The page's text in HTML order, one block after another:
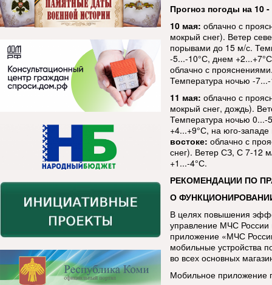
Прогноз погоды на 10
10 мая: облачно с
мокрый снег). Ветер
порывами до 15 м/с.
-5...-10°С, днем
облачно с
Температура ночью -
11 мая: облачно с
мокрый снег, дождь).
Температура ночью 0...-
+4...+9°С, на юго-
востоке: облачно с
снег). Ветер СЗ, С 7-12
+1...-4°С.
РЕКОМЕНДАЦИИ ПО
О
В целях повышения
управление МЧС России
приложение «МЧС
мобильные устройства
во всех основных
Мобильное приложение